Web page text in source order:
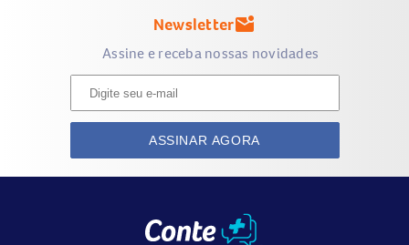
Newslettermark_email_unread
Assine e receba nossas novidades
ASSINAR AGORA